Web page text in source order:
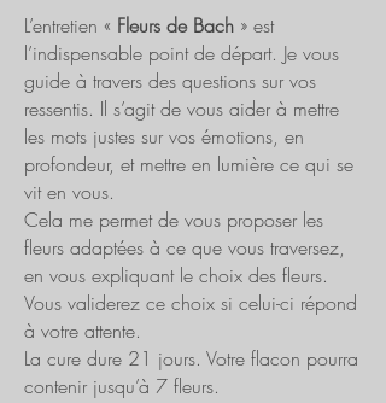
L’entretien « Fleurs de Bach » est
l’indispensable point de départ. Je vous
guide à travers des questions sur vos
ressentis. Il s’agit de vous aider à mettre
les mots justes sur vos émotions, en
profondeur, et mettre en lumière ce qui se
vit en vous.
Cela me permet de vous proposer les
fleurs adaptées à ce que vous traversez,
en vous expliquant le choix des fleurs.
Vous validerez ce choix si celui-ci répond
à votre attente.
La cure dure 21 jours. Votre flacon pourra
contenir jusqu’à 7 fleurs.